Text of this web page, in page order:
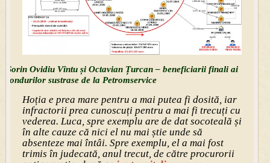
Sorin Ovidiu Vîntu și Octavian Țurcan – beneficiarii finali ai
fondurilor sustrase de la Petromservice
Hoția e prea mare pentru a mai putea fi dosită, iar
infractorii prea cunoscuți pentru a mai fi trecuți cu
vederea. Luca, spre exemplu are de dat socoteală și
în alte cauze că nici el nu mai știe unde să
absenteze mai întâi. Spre exemplu, el a mai fost
trimis în judecată, anul trecut, de către procurorii